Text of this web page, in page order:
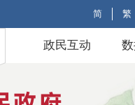
简 繁
政民互动